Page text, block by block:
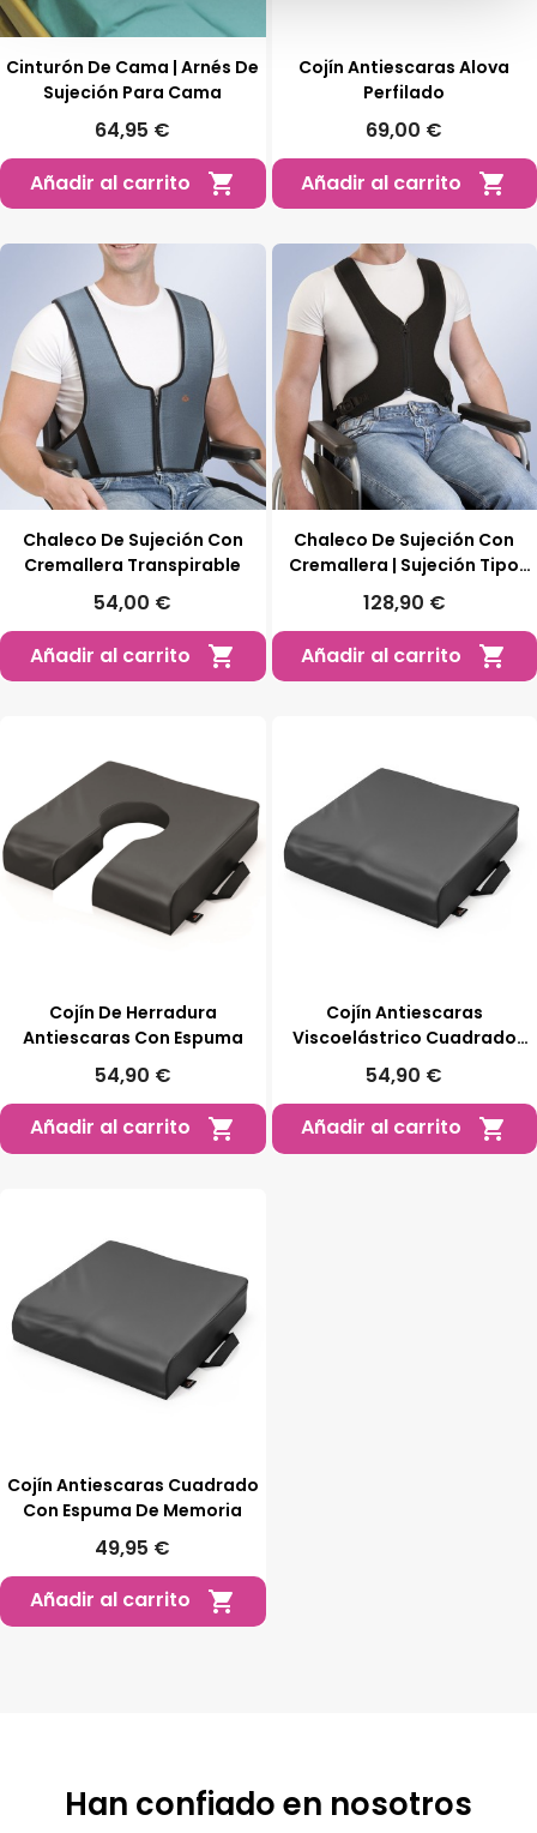
Cinturón De Cama | Arnés De
Sujeción Para Cama
64,95 €
Añadir al carrito

Cojín Antiescaras Alova
Perfilado
69,00 €
Añadir al carrito

Chaleco De Sujeción Con
Cremallera Transpirable
54,00 €
Añadir al carrito

Chaleco De Sujeción Con
Cremallera | Sujeción Tipo
Peto
128,90 €
Añadir al carrito

Cojín De Herradura
Antiescaras Con Espuma
54,90 €
Añadir al carrito

Cojín Antiescaras
Viscoelástrico Cuadrado
Orliman
54,90 €
Añadir al carrito

Cojín Antiescaras Cuadrado
Con Espuma De Memoria
49,95 €
Añadir al carrito

Han confiado en nosotros